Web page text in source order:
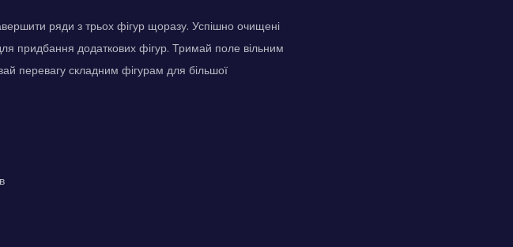
ряди з трьох фігур щоразу. Успішно очищені
придбання додаткових фігур. Тримай поле вільним
перевагу складним фігурам для більшої